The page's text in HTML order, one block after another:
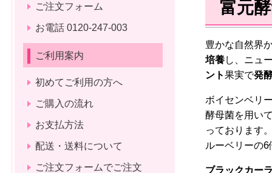
富元
豊かな自然界
培養し、ニュ
ント果実で発
ボイセンベリ
酵母菌を用い
っております
ルーベリーの6
ブラックカー
ご注文フォーム
お電話 0120-247-003
ご利用案内
初めてご利用の方へ
ご購入の流れ
お支払方法
配送・送料について
ご注文フォームでご注文